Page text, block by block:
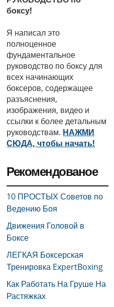
боксу!
Я написал это
полноценное
фундаментальное
руководство по боксу для
всех начинающих
боксеров, содержащее
разъяснения,
изображения, видео и
ссылки к более детальным
руководствам. НАЖМИ
СЮДА, чтобы начать!
Рекомендованое
10 ПРОСТЫХ Советов по
Ведению Боя
Движения Головой в
Боксе
ЛЕГКАЯ Боксерская
Тренировка ExpertBoxing
Как Работать На Груше На
Растяжках